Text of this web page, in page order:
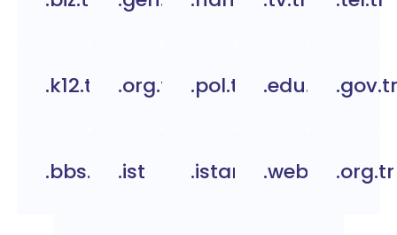
.k12.tr .org.tc .pol.tr .edu.tr .gov.tr
.bbs.tr .ist .istanbul.web.tr .org.tr